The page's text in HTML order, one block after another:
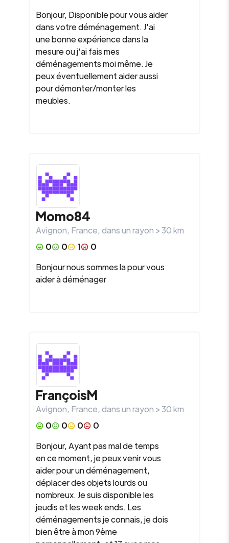
Bonjour, Disponible pour vous aider
dans votre déménagement. J'ai
une bonne expérience dans la
mesure ou j'ai fais mes
déménagements moi même. Je
peux éventuellement aider aussi
pour démonter/monter les
meubles.
Momo84
Avignon, France, dans un rayon >30km
0
0 1
0
Bonjour nous sommes la pour vous
aider à déménager
FrançoisM
Avignon, France, dans un rayon >30km
0
0 0
0
Bonjour, Ayant pas mal de temps
en ce moment, je peux venir vous
aider pour un déménagement,
déplacer des objets lourds ou
nombreux. Je suis disponible les
jeudis et les week ends. Les
déménagements je connais, je dois
bien être à mon 9ème